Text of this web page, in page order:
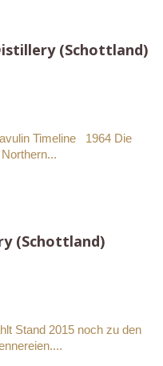
(Schottland)
Timeline 1964 Die
(Schottland)
Stand 2015 noch zu den